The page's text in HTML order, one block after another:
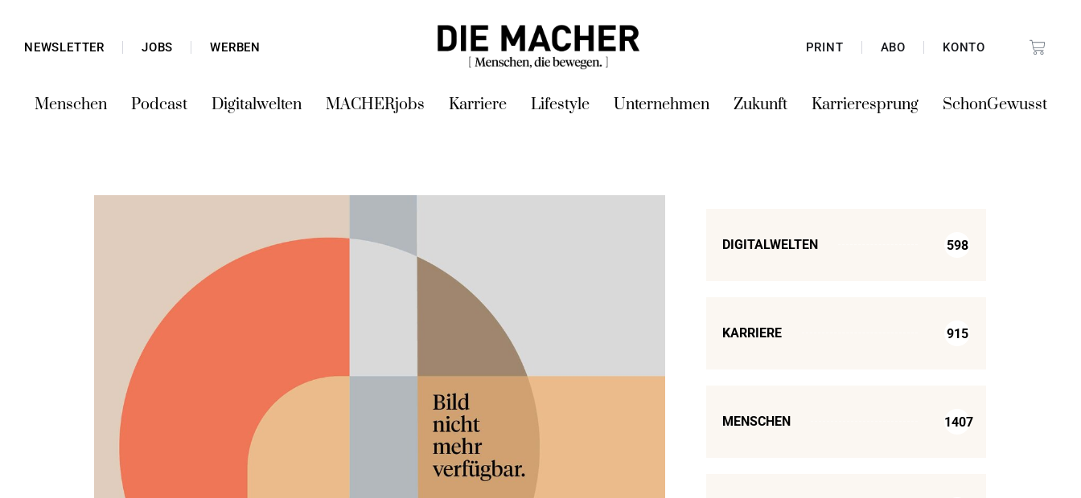
NEWSLETTER JOBS WERBEN PRINT ABO KONTO
Menschen Podcast Digitalwelten MACHERjobs Karriere Lifestyle Unternehmen Zukunft Karrieresprung SchonGewusst
DIGITALWELTEN 598
KARRIERE 915
MENSCHEN 1407